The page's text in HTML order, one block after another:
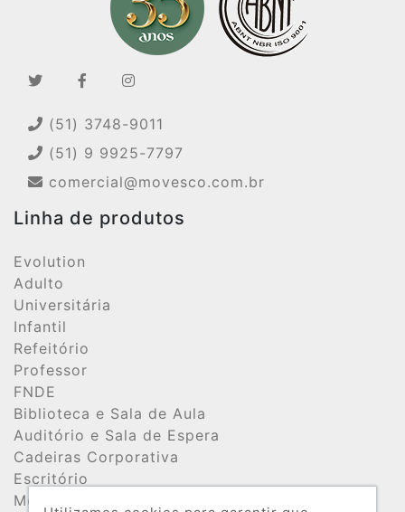
(51) 3748-9011
(51) 9 9925-7797
comercial@movesco.com.br
Linha de produtos
Evolution
Adulto
Universitária
Infantil
Refeitório
Professor
FNDE
Biblioteca e Sala de Aula
Auditório e Sala de Espera
Cadeiras Corporativa
Escritório
Móveis de Aço